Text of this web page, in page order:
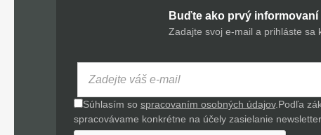
Buďte ako prvý
Zadajte svoj e-mail a prihláste sa
Súhlasím so spracovaním osobných údajov. Podľa
spracovávame konkrétne na účely zasielanie